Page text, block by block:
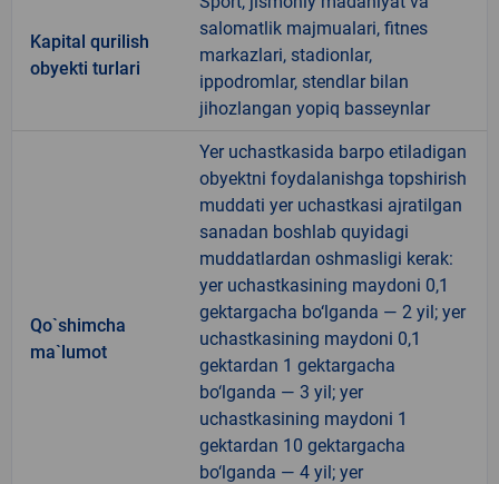
Kapital qurilish
obyekti turlari
salomatlik majmualari, fitnes
markazlari, stadionlar,
ippodromlar, stendlar bilan
jihozlangan yopiq basseynlar
Qo`shimcha
ma`lumot
Yer uchastkasida barpo etiladigan
obyektni foydalanishga topshirish
muddati yer uchastkasi ajratilgan
sanadan boshlab quyidagi
muddatlardan oshmasligi kerak:
yer uchastkasining maydoni 0,1
gektargacha bo‘lganda — 2 yil; yer
uchastkasining maydoni 0,1
gektardan 1 gektargacha
bo‘lganda — 3 yil; yer
uchastkasining maydoni 1
gektardan 10 gektargacha
bo‘lganda — 4 yil; yer